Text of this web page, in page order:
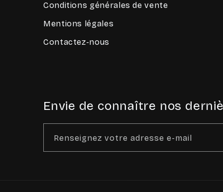
Conditions générales de vente
Mentions légales
Contactez-nous
Envie de connaître nos
Renseignez votre adresse e-mail